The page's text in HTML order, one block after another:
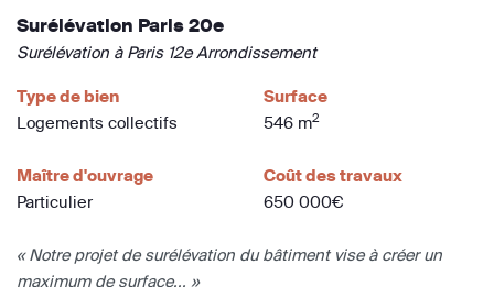
Surélévation Paris 20e
Surélévation à Paris 12e Arrondissement
Type de bien
Logements collectifs
Surface
546 m2
Maître d'ouvrage
Particulier
Coût des travaux
650 000€
« Notre projet de surélévation du bâtiment vise à créer un
maximum de surface... »